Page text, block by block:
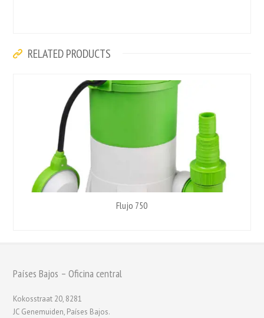
RELATED PRODUCTS
Flujo 750
Países Bajos – Oficina central
Kokosstraat 20, 8281
JC Genemuiden, Países Bajos.